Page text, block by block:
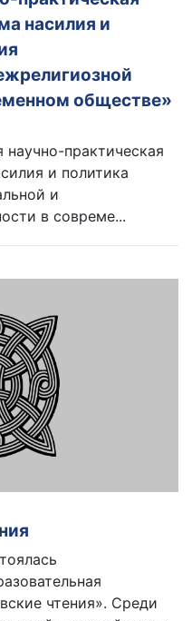
насилия и
обществе»
практическая
и политика
и
в совреме...
чтения». Среди